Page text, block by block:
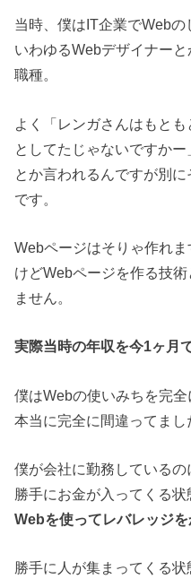
当時、僕はIT企業でWebの
いわゆるWebデザイナー
職種。
よく「レンガさんはもと
としてたじゃないですかー
とか言われるんですが別
です。
Webページはそりゃ作れま
けどWebページを作る技
ません。
実際当時の年収を今1ヶ月
僕はWebの使いみちを完全
本当に完全に間違ってまし
僕が会社に勤務しているの
勝手にお金が入ってくる状
Webを使ってレバレッジ
勝手に人が集まってくる状